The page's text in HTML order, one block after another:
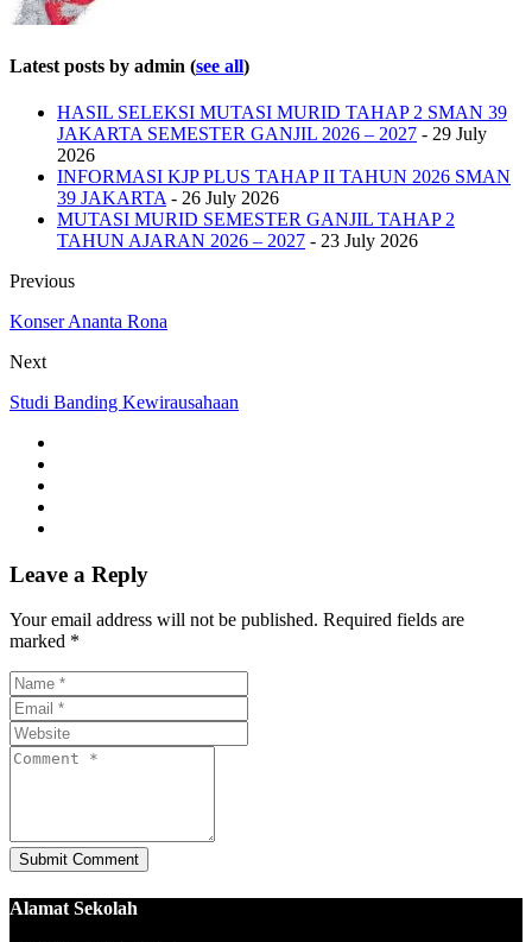
Latest posts by admin (see all)
HASIL SELEKSI MUTASI MURID TAHAP 2 SMAN 39
JAKARTA SEMESTER GANJIL 2026 – 2027 - 29 July
2026
INFORMASI KJP PLUS TAHAP II TAHUN 2026 SMAN
39 JAKARTA - 26 July 2026
MUTASI MURID SEMESTER GANJIL TAHAP 2
TAHUN AJARAN 2026 – 2027 - 23 July 2026
Previous
Konser Ananta Rona
Next
Studi Banding Kewirausahaan
Leave a Reply
Your email address will not be published. Required fields are
marked *
Alamat Sekolah